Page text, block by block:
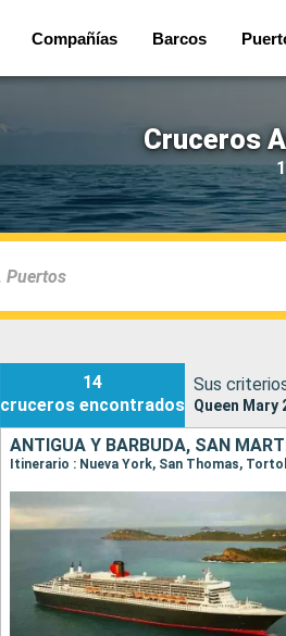
Compañías Barcos
Cruceros
14
cruceros encontrados
Sus
Queen Mary
ANTIGUA Y BARBUDA, SAN
Itinerario : Nueva York, San Thomas,